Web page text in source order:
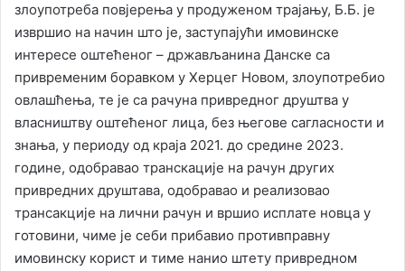
злоупотреба повјерења у продуженом трајању, Б.Б. је
извршио на начин што је, заступајући имовинске
интересе оштећеног – држављанина Данске са
привременим боравком у Херцег Новом, злоупотребио
овлашћења, те је са рачуна привредног друштва у
власништву оштећеног лица, без његове сагласности и
знања, у периоду од краја 2021. до средине 2023.
године, одобравао транскације на рачун других
привредних друштава, одобравао и реализовао
трансакције на лични рачун и вршио исплате новца у
готовини, чиме је себи прибавио противправну
имовинску корист и тиме нанио штету привредном